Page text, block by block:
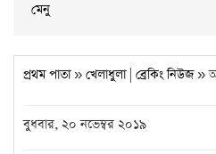
মেনু
প্রথম পাতা» খেলাধুলা| ব্রেকিং নিউজ»
বুধবার, ২০ নভেম্বর ২০১৯